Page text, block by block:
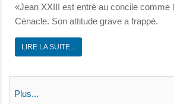
«Jean XXIII est entré au concile comme
Cénacle. Son attitude grave a frappé.
LIRE LA SUITE...
Plus...